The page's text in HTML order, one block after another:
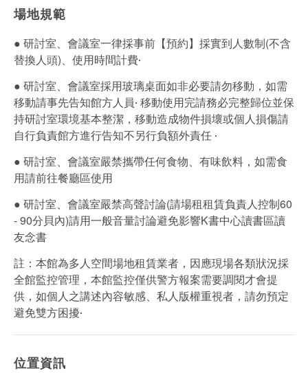
場地規範
● 研討室、會議室一律採事前【預約】採實到人數制(不含
替換人頭)、使用時間計費‧
● 研討室、會議室採用玻璃桌面如非必要請勿移動，如需
移動請事先告知館方人員‧ 移動使用完請務必完整歸位並保
持研討室環境基本整潔，移動造成物件損壞或個人損傷請
自行負責館方進行告知不另行負額外責任 ‧
● 研討室、會議室嚴禁攜帶任何食物、有味飲料，如需食
用請前往餐廳區使用
● 研討室、會議室嚴禁高聲討論(請場租租賃負責人控制60
- 90分貝內)請用一般音量討論避免影響K書中心讀書區讀
友念書
註：本館為多人空間場地租賃業者，因應現場各類狀況採
全館監控管理，本館監控僅供警方報案需要調閱才會提
供，如個人之講述內容敏感、私人版權重視者，請勿預定
避免雙方困擾‧
位置資訊